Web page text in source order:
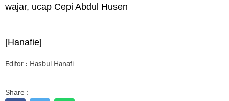
wajar, ucap Cepi Abdul Husen
[Hanafie]
Editor : Hasbul Hanafi
Share :